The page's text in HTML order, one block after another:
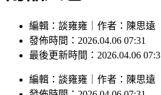
發佈時間：2026.04.06 07:31
最後更新時間：2026.04.06 07:31
發佈時間：2026.04.06 07:31